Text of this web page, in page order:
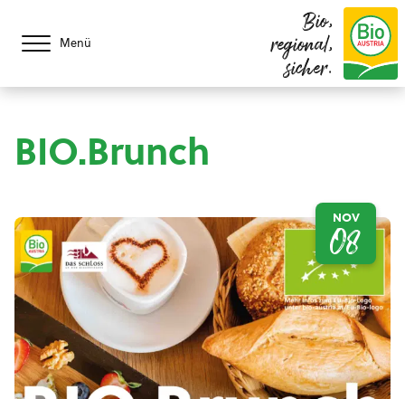
Menü
Bio,
regional,
sicher.
BIO.Brunch
NOV
08